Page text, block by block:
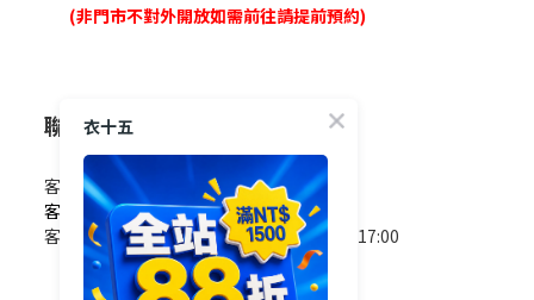
(非門市不對外開放如需前往請提前預約)
聯絡我們
客服電話 / 0965-825-178
客服信箱 / service@e15.com.tw
客服時間 / 週一至週五09:00~12:00/13:00~17:00
(國定假日除外)
衣十五